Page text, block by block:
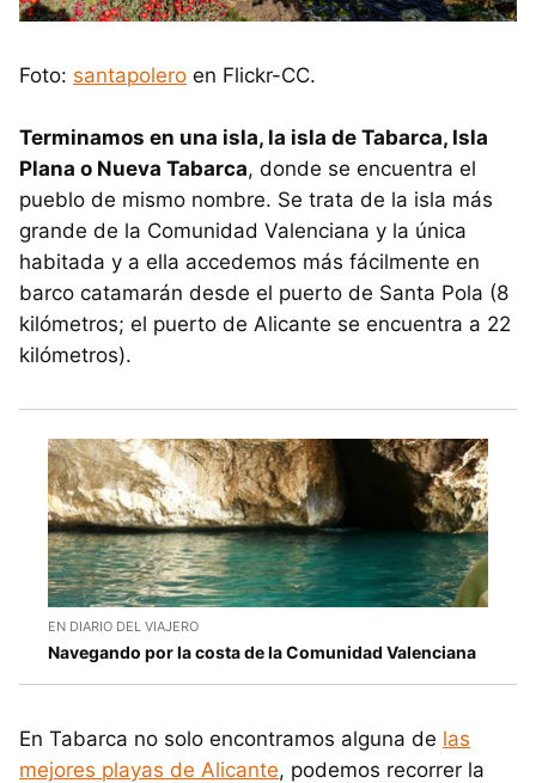
Foto: santapolero en Flickr-CC.
Terminamos en una isla, la isla de Tabarca, Isla
Plana o Nueva Tabarca, donde se encuentra el
pueblo de mismo nombre. Se trata de la isla más
grande de la Comunidad Valenciana y la única
habitada y a ella accedemos más fácilmente en
barco catamarán desde el puerto de Santa Pola (8
kilómetros; el puerto de Alicante se encuentra a 22
kilómetros).
EN DIARIO DEL VIAJERO
Navegando por la costa de la Comunidad Valenciana
En Tabarca no solo encontramos alguna de las
mejores playas de Alicante, podemos recorrer la